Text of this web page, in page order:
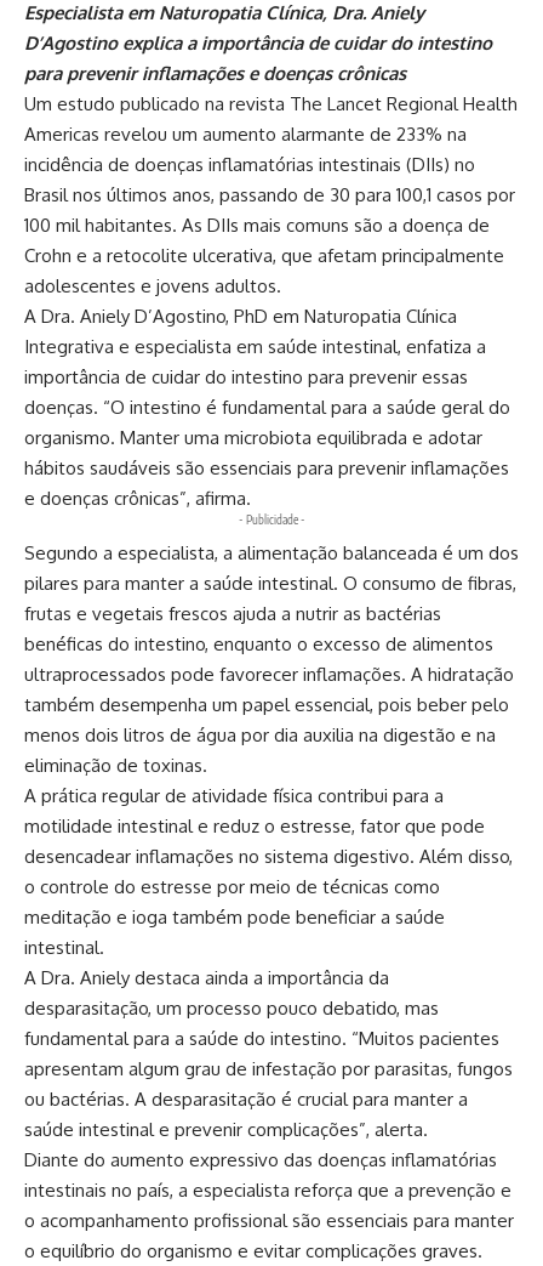
Especialista em Naturopatia Clínica, Dra. Aniely
D’Agostino explica a importância de cuidar do intestino
para prevenir inflamações e doenças crônicas
Um estudo publicado na revista The Lancet Regional Health
Americas revelou um aumento alarmante de 233% na
incidência de doenças inflamatórias intestinais (DIIs) no
Brasil nos últimos anos, passando de 30 para 100,1 casos por
100 mil habitantes. As DIIs mais comuns são a doença de
Crohn e a retocolite ulcerativa, que afetam principalmente
adolescentes e jovens adultos.
A Dra. Aniely D’Agostino, PhD em Naturopatia Clínica
Integrativa e especialista em saúde intestinal, enfatiza a
importância de cuidar do intestino para prevenir essas
doenças. “O intestino é fundamental para a saúde geral do
organismo. Manter uma microbiota equilibrada e adotar
hábitos saudáveis são essenciais para prevenir inflamações
e doenças crônicas”, afirma.
- Publicidade -
Segundo a especialista, a alimentação balanceada é um dos
pilares para manter a saúde intestinal. O consumo de fibras,
frutas e vegetais frescos ajuda a nutrir as bactérias
benéficas do intestino, enquanto o excesso de alimentos
ultraprocessados pode favorecer inflamações. A hidratação
também desempenha um papel essencial, pois beber pelo
menos dois litros de água por dia auxilia na digestão e na
eliminação de toxinas.
A prática regular de atividade física contribui para a
motilidade intestinal e reduz o estresse, fator que pode
desencadear inflamações no sistema digestivo. Além disso,
o controle do estresse por meio de técnicas como
meditação e ioga também pode beneficiar a saúde
intestinal.
A Dra. Aniely destaca ainda a importância da
desparasitação, um processo pouco debatido, mas
fundamental para a saúde do intestino. “Muitos pacientes
apresentam algum grau de infestação por parasitas, fungos
ou bactérias. A desparasitação é crucial para manter a
saúde intestinal e prevenir complicações”, alerta.
Diante do aumento expressivo das doenças inflamatórias
intestinais no país, a especialista reforça que a prevenção e
o acompanhamento profissional são essenciais para manter
o equilíbrio do organismo e evitar complicações graves.